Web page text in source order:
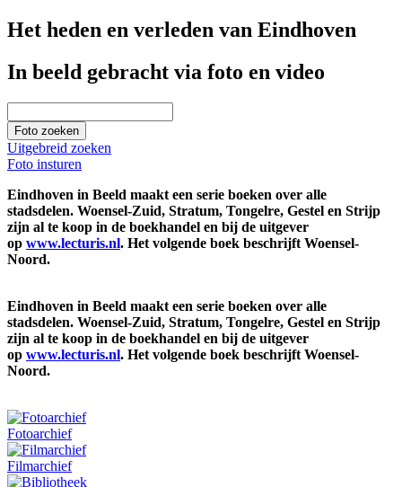
Het heden en verleden van Eindhoven
In beeld gebracht via foto en video
Uitgebreid zoeken
Foto insturen
Eindhoven in Beeld maakt een serie boeken over alle
stadsdelen. Woensel-Zuid, Stratum, Tongelre, Gestel en Strijp
zijn al te koop in de boekhandel en bij de uitgever
op www.lecturis.nl. Het volgende boek beschrijft Woensel-
Noord.
Eindhoven in Beeld maakt een serie boeken over alle
stadsdelen. Woensel-Zuid, Stratum, Tongelre, Gestel en Strijp
zijn al te koop in de boekhandel en bij de uitgever
op www.lecturis.nl. Het volgende boek beschrijft Woensel-
Noord.
Fotoarchief
Filmarchief